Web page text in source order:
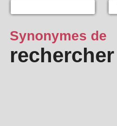
Synonymes de
rechercher